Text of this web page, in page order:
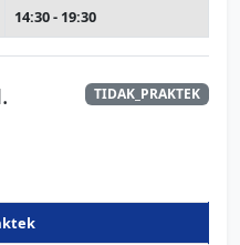
14:30 - 19:30
TIDAK_PRAKTEK